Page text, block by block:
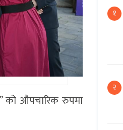
को औपचारिक रुपमा
१
२